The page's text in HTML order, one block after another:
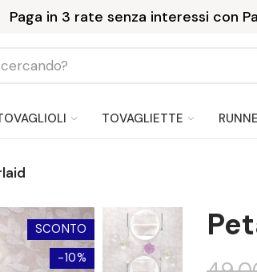
Consegna gratuita a
TOVAGLIETTE
SCONTO
-10%